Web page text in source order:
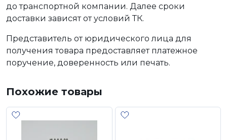
до транспортной компании. Далее сроки
доставки зависят от условий ТК.
Представитель от юридического лица для
получения товара предоставляет платежное
поручение, доверенность или печать.
Похожие товары